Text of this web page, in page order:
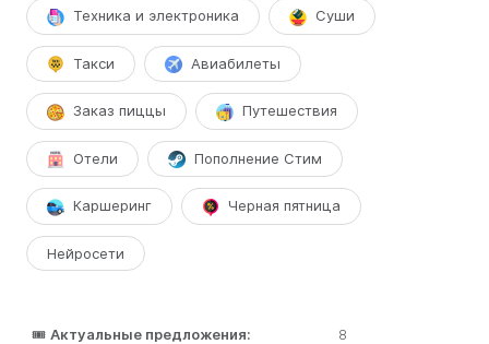
Техника и электроника Суши
Такси Авиабилеты
Заказ пиццы Путешествия
Отели Пополнение Стим
Каршеринг Черная пятница
Нейросети
🎟️ Актуальные предложения:
8